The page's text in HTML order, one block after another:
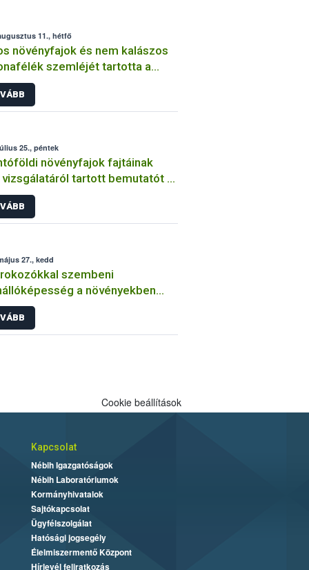
11., hétfő
növényfajok és nem kalászos
szemléjét tartotta a
25., péntek
növényfajok fajtáinak
vizsgálatáról tartott bemutatót a
27., kedd
szembeni
a növényekben
végzi a kórtani
a Nébih?
Cookie beállítások
Kapcsolat
Nébih Igazgatóságok
Nébih Laboratóriumok
Kormányhivatalok
Sajtókapcsolat
Ügyfélszolgálat
Hatósági jogsegély
Élelmiszermentő Központ
Hírlevél feliratkozás